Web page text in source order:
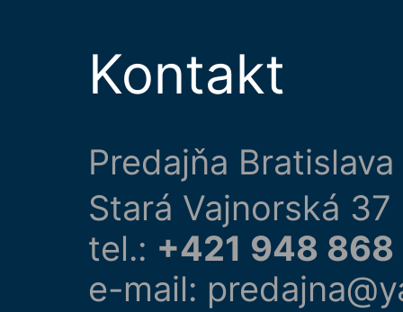
Kontakt
Predajňa Bratislava
Stará Vajnorská 37
tel.: +421 948
e-mail: